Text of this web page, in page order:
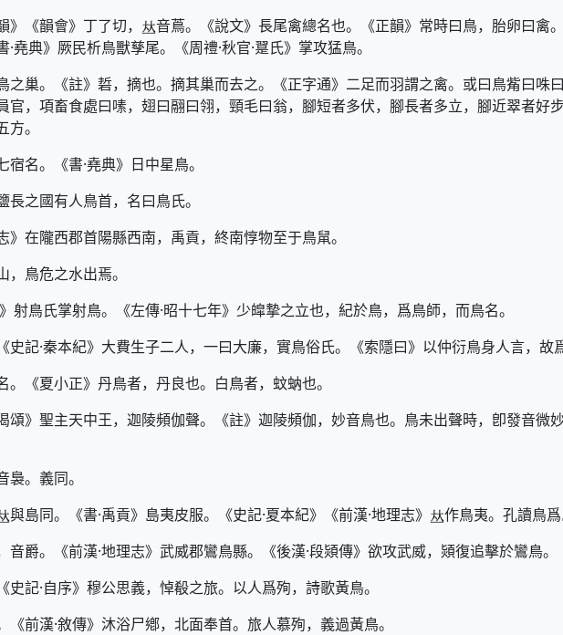
》《韻會》丁了切，
音蔦。《說文》長尾禽總名也。《正韻》常時曰鳥，胎卵曰禽
堯典》厥民析鳥獸孳尾。《周禮·秋官·翨氏》掌攻猛鳥。
之巢。《註》硩，摘也。摘其巢而去之。《正字通》二足而羽謂之禽。或曰鳥觜曰咮
官，項畜食處曰嗉，翅曰翮曰翎，頸毛曰翁，腳短者多伏，腳長者多立，腳近翠者好
。
名。《書·堯典》日中星鳥。
長之國有人鳥首，名曰鳥氏。
》在隴西郡首陽縣西南，禹貢，終南惇物至于鳥䑕。
鳥危之水出焉。
射鳥氏掌射鳥。《左傳·昭十七年》少皡摯之立也，紀於鳥，爲鳥師，而鳥名。
史記·秦本紀》大費生子二人，一曰大廉，實鳥俗氏。《索隱曰》以仲衍鳥身人言，故
。《夏小正》丹鳥者，丹良也。白鳥者，蚊蚋也。
頌》聖主天中王，迦陵頻伽聲。《註》迦陵頻伽，妙音鳥也。鳥未出聲時，卽發音微
。義同。
與島同。《書·禹貢》島夷皮服。《史記·夏本紀》《前漢·地理志》
作鳥夷。孔讀鳥爲
音爵。《前漢·地理志》武威郡鸞鳥縣。《後漢·段熲傳》欲攻武威，熲復追擊於鸞鳥。
史記·自序》穆公思義，悼殽之旅。以人爲殉，詩歌黃鳥。
《前漢·敘傳》沐浴尸鄕，北面奉首。旅人慕殉，義過黃鳥。